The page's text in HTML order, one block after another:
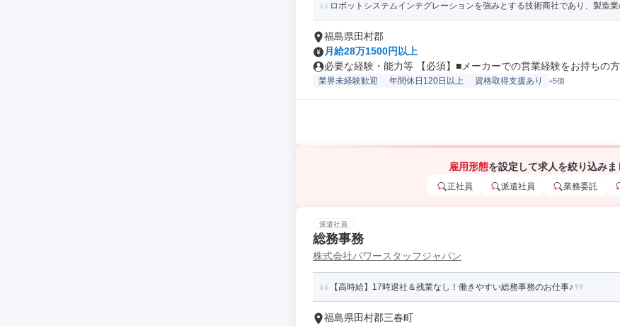
ロボットシステムインテグレーションを強みとする技術商社であり、製造
福島県田村郡
月給28万1500円以上
必要な経験・能力等 【必須】■メーカーでの営業経験をお持ちの方
業界未経験歓迎 年間休日120日以上 資格取得支援あり +5個
雇用形態を設定して求人を絞り込みま
正社員 派遣社員 業務委託
派遣社員
総務事務
株式会社パワースタッフジャパン
【高時給】17時退社＆残業なし！働きやすい総務事務のお仕事♪
福島県田村郡三春町